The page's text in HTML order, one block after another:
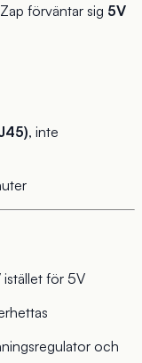
förväntar sig 5V
, inte
för 5V
och